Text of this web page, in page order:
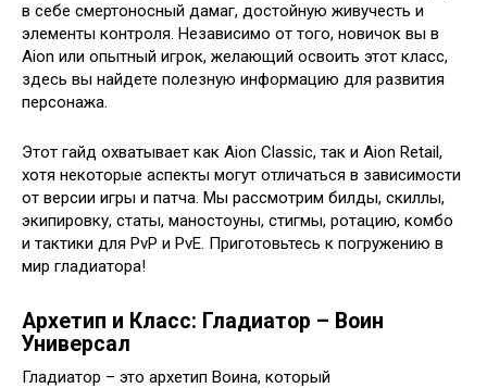
в себе смертоносный дамаг, достойную живучесть и
элементы контроля. Независимо от того, новичок вы в
Aion или опытный игрок, желающий освоить этот класс,
здесь вы найдете полезную информацию для развития
персонажа.
Этот гайд охватывает как Aion Classic, так и Aion Retail,
хотя некоторые аспекты могут отличаться в зависимости
от версии игры и патча. Мы рассмотрим билды, скиллы,
экипировку, статы, маностоуны, стигмы, ротацию, комбо
и тактики для PvP и PvE. Приготовьтесь к погружению в
мир гладиатора!
Архетип и Класс: Гладиатор – Воин
Универсал
Гладиатор – это архетип Воина, который